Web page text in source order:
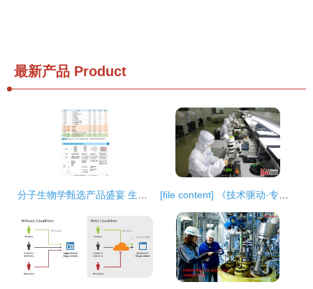
最新产品 Product